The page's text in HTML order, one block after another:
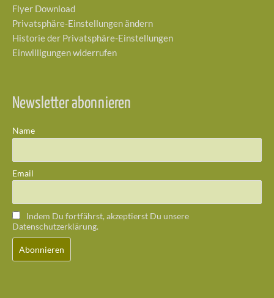
Flyer Download
Privatsphäre-Einstellungen ändern
Historie der Privatsphäre-Einstellungen
Einwilligungen widerrufen
Newsletter abonnieren
Name
Email
Indem Du fortfährst, akzeptierst Du unsere
Datenschutzerklärung.